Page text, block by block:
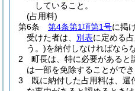
していること。
(占用料)
第6条
第4条第1項第1号に掲
受けた者は、 別表に定める
う。)を納付しなければなら
2
町長は、特に必要があると
は一部を免除することができ
3
既に納付した占用料は、還